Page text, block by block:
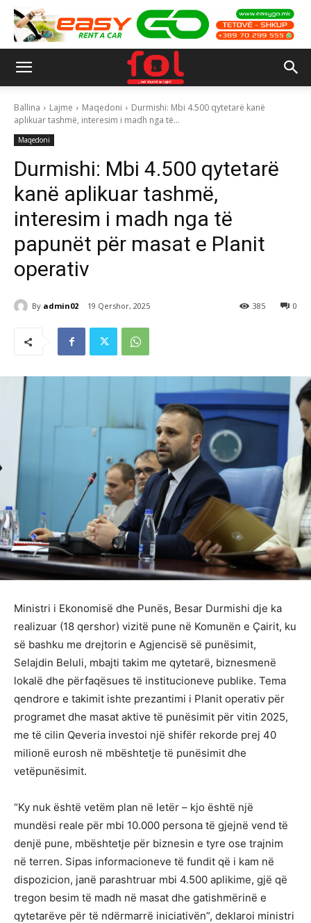
Ballina Lajme Maqedoni
Durmishi: Mbi 4.500 qytetarë kanë
aplikuar tashmë, interesim i madh nga të...
Maqedoni
Durmishi: Mbi 4.500 qytetarë
kanë aplikuar tashmë,
interesim i madh nga të
papunët për masat e Planit
operativ
By admin02 19 Qershor, 2025 0
385
Ministri i Ekonomisë dhe Punës, Besar Durmishi dje ka
realizuar (18 qershor) vizitë pune në Komunën e Çairit, ku
së bashku me drejtorin e Agjencisë së punësimit,
Selajdin Beluli, mbajti takim me qytetarë, biznesmenë
lokalë dhe përfaqësues të institucioneve publike. Tema
qendrore e takimit ishte prezantimi i Planit operativ për
programet dhe masat aktive të punësimit për vitin 2025,
me të cilin Qeveria investoi një shifër rekorde prej 40
milionë eurosh në mbështetje të punësimit dhe
vetëpunësimit.
“Ky nuk është vetëm plan në letër – kjo është një
mundësi reale për mbi 10.000 persona të gjejnë vend të
denjë pune, mbështetje për biznesin e tyre ose trajnim
në terren. Sipas informacioneve të fundit që i kam në
dispozicion, janë parashtruar mbi 4.500 aplikime, gjë që
tregon besim të madh në masat dhe gatishmërinë e
qytetarëve për të ndërmarrë iniciativën”, deklaroi ministri